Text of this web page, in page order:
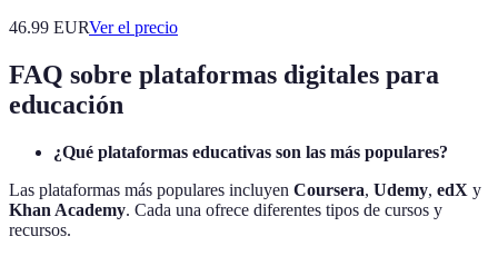
46.99 EURVer el precio
FAQ sobre plataformas digitales para
educación
¿Qué plataformas educativas son las más populares?
Las plataformas más populares incluyen Coursera, Udemy, edX y
Khan Academy. Cada una ofrece diferentes tipos de cursos y
recursos.